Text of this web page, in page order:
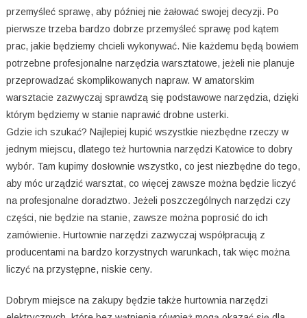
przemyśleć sprawę, aby później nie żałować swojej decyzji. Po
pierwsze trzeba bardzo dobrze przemyśleć sprawę pod kątem
prac, jakie będziemy chcieli wykonywać. Nie każdemu będą bowiem
potrzebne profesjonalne narzędzia warsztatowe, jeżeli nie planuje
przeprowadzać skomplikowanych napraw. W amatorskim
warsztacie zazwyczaj sprawdzą się podstawowe narzędzia, dzięki
którym będziemy w stanie naprawić drobne usterki.
Gdzie ich szukać? Najlepiej kupić wszystkie niezbędne rzeczy w
jednym miejscu, dlatego też hurtownia narzędzi Katowice to dobry
wybór. Tam kupimy dosłownie wszystko, co jest niezbędne do tego,
aby móc urządzić warsztat, co więcej zawsze można będzie liczyć
na profesjonalne doradztwo. Jeżeli poszczególnych narzędzi czy
części, nie będzie na stanie, zawsze można poprosić do ich
zamówienie. Hurtownie narzędzi zazwyczaj współpracują z
producentami na bardzo korzystnych warunkach, tak więc można
liczyć na przystępne, niskie ceny.
Dobrym miejsce na zakupy będzie także hurtownia narzędzi